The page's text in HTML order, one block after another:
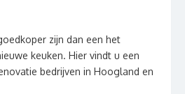
zijn dan een het
keuken. Hier vindt u een
bedrijven in Hoogland en